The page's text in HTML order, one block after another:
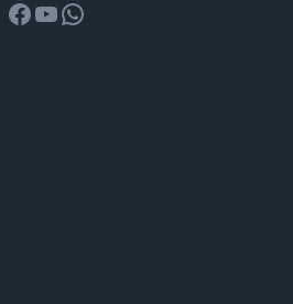
Facebook
Youtube
WhatsApp